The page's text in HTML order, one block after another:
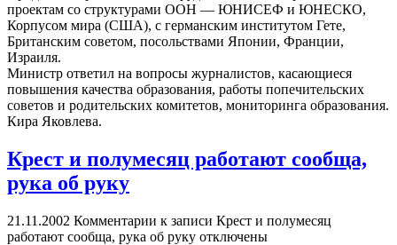
проектам со структурами ООН — ЮНИСЕФ и ЮНЕСКО,
Корпусом мира (США), с германским институтом Гете,
Британским советом, посольствами Японии, Франции,
Израиля.
Министр ответил на вопросы журналистов, касающиеся
повышения качества образования, работы попечительских
советов и родительских комитетов, мониторинга образования.
Кира Яковлева.
Крест и полумесяц работают сообща,
рука об руку
21.11.2002 Комментарии к записи Крест и полумесяц
работают сообща, рука об руку отключены